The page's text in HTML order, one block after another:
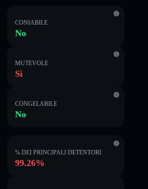
CONIABILE
No
MUTEVOLE
Sì
CONGELABILE
No
% DEI PRINCIPALI DETENTORI
99.26%